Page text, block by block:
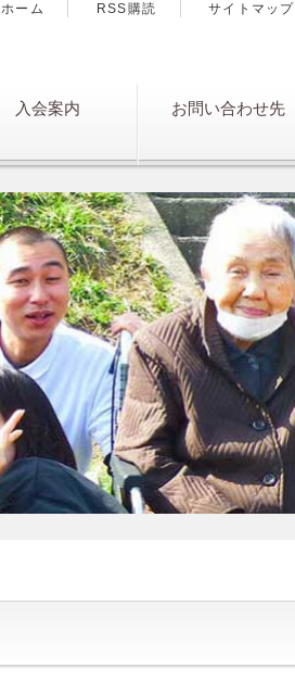
入会案内 お問い合わせ先
ホーム RSS購読 サイトマップ